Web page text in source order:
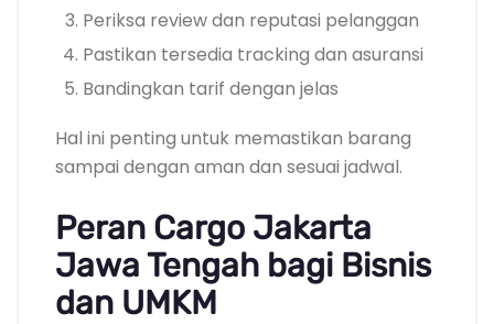
Periksa review dan reputasi pelanggan
Pastikan tersedia tracking dan asuransi
Bandingkan tarif dengan jelas
Hal ini penting untuk memastikan barang
sampai dengan aman dan sesuai jadwal.
Peran Cargo Jakarta
Jawa Tengah bagi Bisnis
dan UMKM